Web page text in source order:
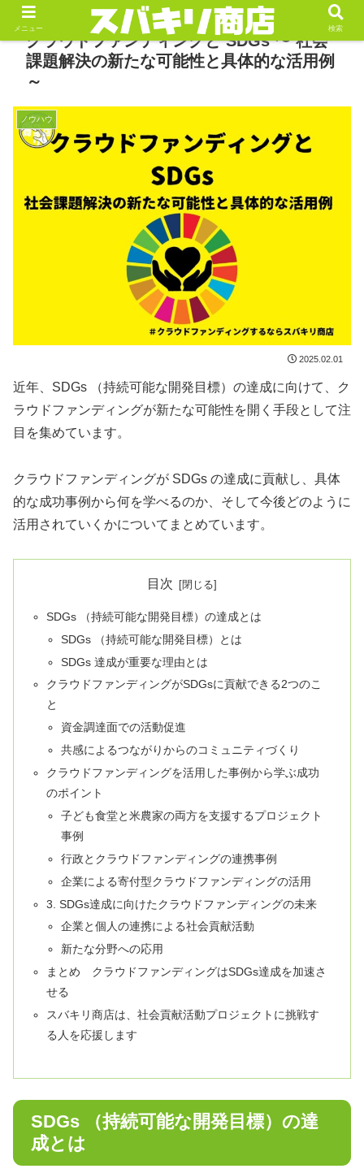
クラウドファンディングと SDGs 〜 社会
課題解決の新たな可能性と具体的な活用例
～
ノウハウ
2025.02.01
近年、SDGs （持続可能な開発目標）の達成に向けて、ク
ラウドファンディングが新たな可能性を開く手段として注
目を集めています。
クラウドファンディングが SDGs の達成に貢献し、具体
的な成功事例から何を学べるのか、そして今後どのように
活用されていくかについてまとめています。
目次
SDGs （持続可能な開発目標）の達成とは
SDGs （持続可能な開発目標）とは
SDGs 達成が重要な理由とは
クラウドファンディングがSDGsに貢献できる2つのこ
と
資金調達面での活動促進
共感によるつながりからのコミュニティづくり
クラウドファンディングを活用した事例から学ぶ成功
のポイント
子ども食堂と米農家の両方を支援するプロジェクト
事例
行政とクラウドファンディングの連携事例
企業による寄付型クラウドファンディングの活用
3. SDGs達成に向けたクラウドファンディングの未来
企業と個人の連携による社会貢献活動
新たな分野への応用
まとめ クラウドファンディングはSDGs達成を加速さ
せる
スバキリ商店は、社会貢献活動プロジェクトに挑戦す
る人を応援します
SDGs （持続可能な開発目標）の達
成とは
メニュー 検索